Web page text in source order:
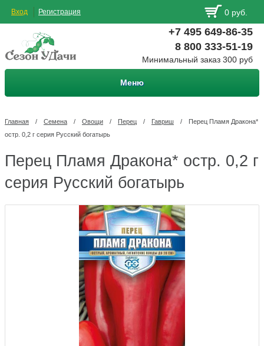
Вход Регистрация 0 руб.
+7 495 649-86-35
8 800 333-51-19
Минимальный заказ 300 руб
Меню
Главная / Семена / Овощи / Перец / Гавриш /
Перец Пламя Дракона*
остр. 0,2 г серия Русский богатырь
Перец Пламя Дракона* остр. 0,2 г
серия Русский богатырь